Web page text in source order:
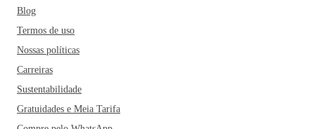
Blog
Termos de uso
Nossas políticas
Carreiras
Sustentabilidade
Gratuidades e Meia Tarifa